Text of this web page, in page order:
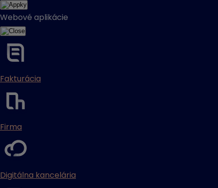
Webové aplikácie
Fakturácia
Firma
Digitálna kancelária